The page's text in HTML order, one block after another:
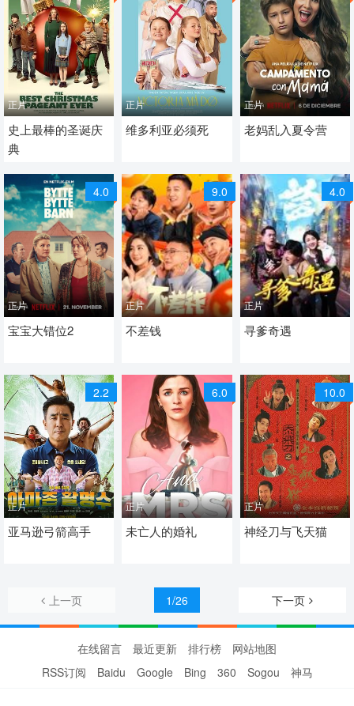
正片
2024 / 加拿大 / 美国 / 英
语
剧情 喜剧 爱情 悬疑 奇
幻 冒险 喜剧片
史上最棒的圣诞庆
典
正片
2024 / 挪威 / 挪威语
喜剧 喜剧片
维多利亚必须死
正片
2024 / 阿根廷 / 西班牙
喜剧 喜剧片
老妈乱入夏令营
4.0
正片
2024 /
宝宝大错位2
9.0
正片
2024 / 中国大陆 / 普通
喜剧 喜剧片
不差钱
4.0
正片
2024 / 中国大陆 / 普通
喜剧 家庭 喜剧片
寻爹奇遇
2.2
正片
2024 / 韩国 / 韩语
亚马逊弓箭高手
6.0
正片
2024 / 英国 / 英语
未亡人的婚礼
10.0
正片
1993 / 中国香港 / 粤语
神经刀与飞天猫
上一页 1/26 下一页
在线留言 最近更新 排行榜
网站地图
RSS订阅
Baidu Google Bing 360 Sogou 神马